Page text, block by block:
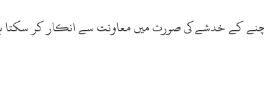
کے خدشے کی صورت میں معاونت سے انکار کر